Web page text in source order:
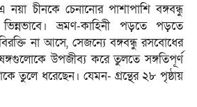
নয়া চীনকে চেনানোর পাশাপাশি বঙ্গবন্ধু
ভ্রমণ-কাহিনী পড়তে পড়তে
না আসে, সেজন্যে বঙ্গবন্ধু রসবোধের
উপজীব্য করে তুলতে সঙ্গতিপূর্ণ
তুলে ধরেছেন। যেমন- গ্রন্থের ২৮ পৃষ্ঠায়